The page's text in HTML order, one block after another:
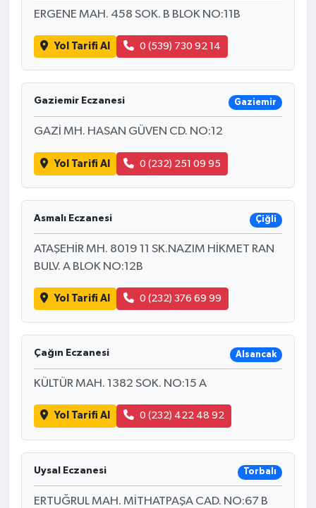
ERGENE MAH. 458 SOK. B BLOK NO:11B
Yol Tarifi Al 0 (539) 730 92 14
Gaziemir Eczanesi Gaziemir
GAZİ MH. HASAN GÜVEN CD. NO:12
Yol Tarifi Al 0 (232) 251 09 95
Asmalı Eczanesi Çiğli
ATAŞEHİR MH. 8019 11 SK.NAZIM HİKMET RAN
BULV. A BLOK NO:12B
Yol Tarifi Al 0 (232) 376 69 99
Çağın Eczanesi Alsancak
KÜLTÜR MAH. 1382 SOK. NO:15 A
Yol Tarifi Al 0 (232) 422 48 92
Uysal Eczanesi Torbalı
ERTUĞRUL MAH. MİTHATPAŞA CAD. NO:67 B